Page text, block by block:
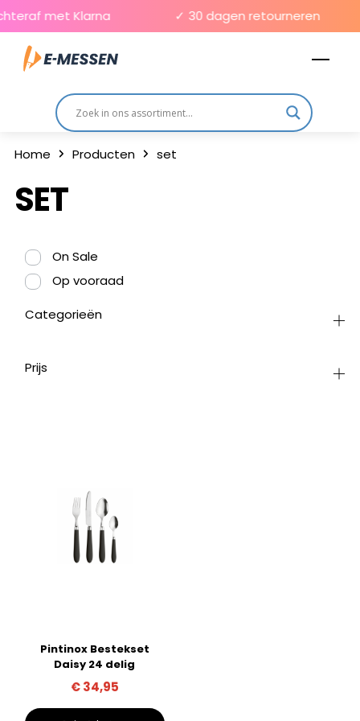
Skip
to
content
met Klarna ✓ 30 dagen retourneren
Home Producten set
SET
On Sale
Op vooraad
Categorieën
Prijs
Pintinox Bestekset
Daisy 24 delig
€34,95